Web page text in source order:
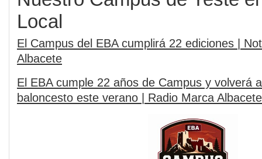
Local
El Campus del EBA cumplirá 22 ediciones |
Albacete
El EBA cumple 22 años de Campus y volverá
baloncesto este verano | Radio Marca Albacete